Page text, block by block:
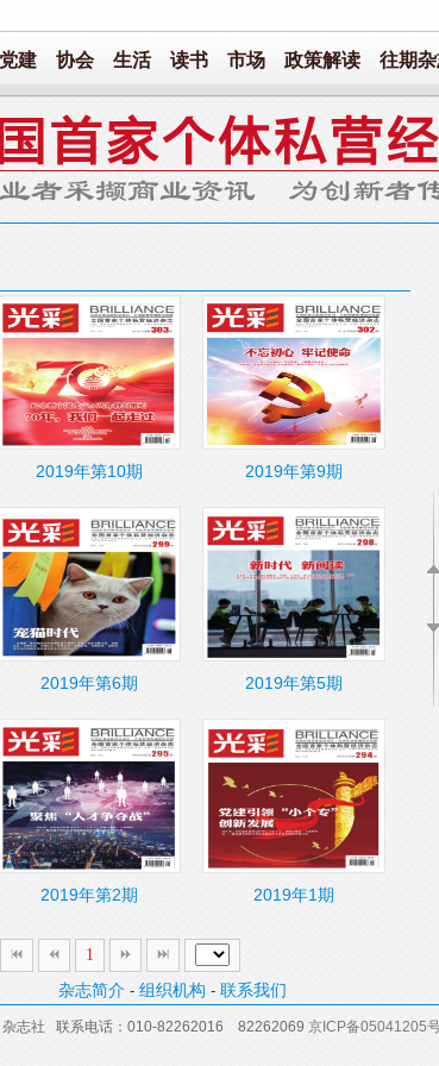
建 协会 生活 读书 市场 政策解读 往期
2019年第10期 2019年第9期
2019年第6期 2019年第5期
2019年第2期 2019年1期
1
杂志简介 - 组织机构 - 联系我们
志社 联系电话： 010-82262016 82262069 京ICP备05041205